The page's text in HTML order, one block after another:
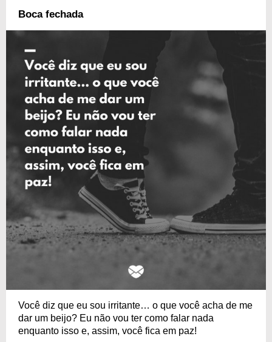
Boca fechada
Você diz que eu sou irritante… o que você acha de me
dar um beijo? Eu não vou ter como falar nada
enquanto isso e, assim, você fica em paz!